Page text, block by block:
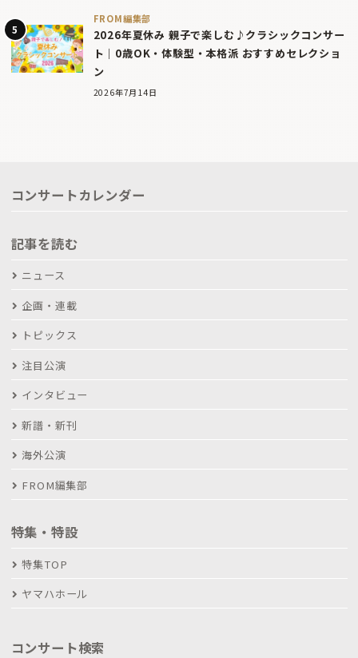
FROM編集部
2026年夏休み 親子で楽しむ♪クラシックコンサー
ト｜0歳OK・体験型・本格派 おすすめセレクショ
ン
2026年7月14日
コンサートカレンダー
記事を読む
ニュース
企画・連載
トピックス
注目公演
インタビュー
新譜・新刊
海外公演
FROM編集部
特集・特設
特集TOP
ヤマハホール
コンサート検索